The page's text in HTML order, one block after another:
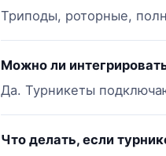
Триподы, роторные,
Можно ли
Да. Турникеты
Что делать, если